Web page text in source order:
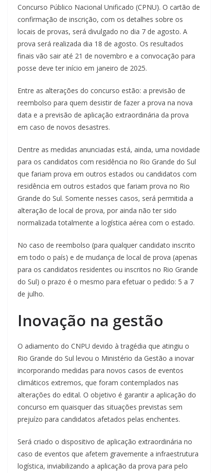
Concurso Público Nacional Unificado (CPNU). O cartão de
confirmação de inscrição, com os detalhes sobre os
locais de provas, será divulgado no dia 7 de agosto. A
prova será realizada dia 18 de agosto. Os resultados
finais vão sair até 21 de novembro e a convocação para
posse deve ter início em janeiro de 2025.
Entre as alterações do concurso estão: a previsão de
reembolso para quem desistir de fazer a prova na nova
data e a previsão de aplicação extraordinária da prova
em caso de novos desastres.
Dentre as medidas anunciadas está, ainda, uma novidade
para os candidatos com residência no Rio Grande do Sul
que fariam prova em outros estados ou candidatos com
residência em outros estados que fariam prova no Rio
Grande do Sul. Somente nesses casos, será permitida a
alteração de local de prova, por ainda não ter sido
normalizada totalmente a logística aérea com o estado.
No caso de reembolso (para qualquer candidato inscrito
em todo o país) e de mudança de local de prova (apenas
para os candidatos residentes ou inscritos no Rio Grande
do Sul) o prazo é o mesmo para efetuar o pedido: 5 a 7
de julho.
Inovação na gestão
O adiamento do CNPU devido à tragédia que atingiu o
Rio Grande do Sul levou o Ministério da Gestão a inovar
incorporando medidas para novos casos de eventos
climáticos extremos, que foram contemplados nas
alterações do edital. O objetivo é garantir a aplicação do
concurso em quaisquer das situações previstas sem
prejuízo para candidatos afetados pelas enchentes.
Será criado o dispositivo de aplicação extraordinária no
caso de eventos que afetem gravemente a infraestrutura
logística, inviabilizando a aplicação da prova para pelo